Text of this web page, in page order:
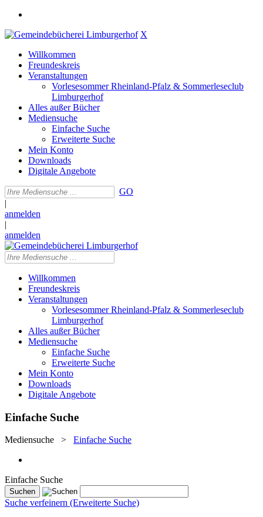
X
Willkommen
Freundeskreis
Veranstaltungen
Vorlesesommer Rheinland-Pfalz & Sommerleseclub
Limburgerhof
Alles außer Bücher
Mediensuche
Einfache Suche
Erweiterte Suche
Mein Konto
Downloads
Digitale Angebote
GO
|
anmelden
|
anmelden
Willkommen
Freundeskreis
Veranstaltungen
Vorlesesommer Rheinland-Pfalz & Sommerleseclub
Limburgerhof
Alles außer Bücher
Mediensuche
Einfache Suche
Erweiterte Suche
Mein Konto
Downloads
Digitale Angebote
Einfache Suche
Mediensuche > Einfache Suche
Einfache Suche
Suche verfeinern (Erweiterte Suche)